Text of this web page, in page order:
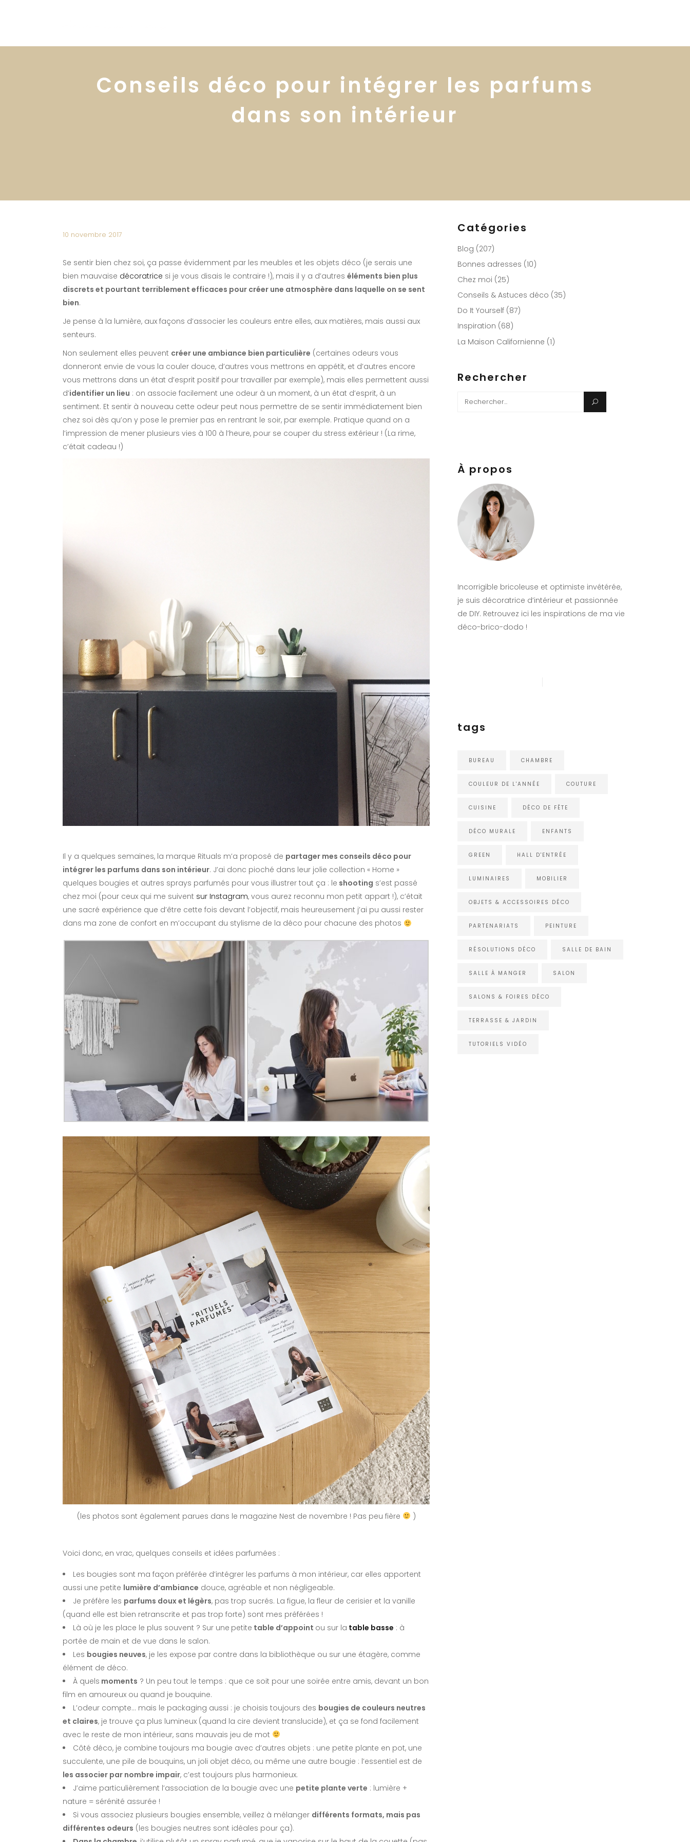
Conseils déco pour intégrer les parfums
dans son intérieur
10 novembre 2017
Se sentir bien chez soi, ça passe évidemment par les meubles et les objets déco (je serais une
bien mauvaise décoratrice si je vous disais le contraire !), mais il y a d’autres éléments bien plus
discrets et pourtant terriblement efficaces pour créer une atmosphère dans laquelle on se sent
bien.
Je pense à la lumière, aux façons d’associer les couleurs entre elles, aux matières, mais aussi aux
senteurs.
Non seulement elles peuvent créer une ambiance bien particulière (certaines odeurs vous
donneront envie de vous la couler douce, d’autres vous mettrons en appétit, et d’autres encore
vous mettrons dans un état d’esprit positif pour travailler par exemple), mais elles permettent aussi
d’identifier un lieu : on associe facilement une odeur à un moment, à un état d’esprit, à un
sentiment. Et sentir à nouveau cette odeur peut nous permettre de se sentir immédiatement bien
chez soi dès qu’on y pose le premier pas en rentrant le soir, par exemple. Pratique quand on a
l’impression de mener plusieurs vies à 100 à l’heure, pour se couper du stress extérieur ! (La rime,
c’était cadeau !)
Il y a quelques semaines, la marque Rituals m’a proposé de partager mes conseils déco pour
intégrer les parfums dans son intérieur. J’ai donc pioché dans leur jolie collection « Home »
quelques bougies et autres sprays parfumés pour vous illustrer tout ça : le shooting s’est passé
chez moi (pour ceux qui me suivent sur Instagram, vous aurez reconnu mon petit appart !), c’était
une sacré expérience que d’être cette fois devant l’objectif, mais heureusement j’ai pu aussi rester
dans ma zone de confort en m’occupant du stylisme de la déco pour chacune des photos
(les photos sont également parues dans le magazine Nest de novembre ! Pas peu fière )
Voici donc, en vrac, quelques conseils et idées parfumées :
Les bougies sont ma façon préférée d’intégrer les parfums à mon intérieur, car elles apportent
aussi une petite lumière d’ambiance douce, agréable et non négligeable.
Je préfère les parfums doux et légèrs, pas trop sucrés. La figue, la fleur de cerisier et la vanille
(quand elle est bien retranscrite et pas trop forte) sont mes préférées !
Là où je les place le plus souvent ? Sur une petite table d’appoint ou sur la table basse : à
portée de main et de vue dans le salon.
Les bougies neuves, je les expose par contre dans la bibliothèque ou sur une étagère, comme
élément de déco.
À quels moments ? Un peu tout le temps : que ce soit pour une soirée entre amis, devant un bon
film en amoureux ou quand je bouquine.
L’odeur compte… mais le packaging aussi : je choisis toujours des bougies de couleurs neutres
et claires, je trouve ça plus lumineux (quand la cire devient translucide), et ça se fond facilement
avec le reste de mon intérieur, sans mauvais jeu de mot
Côté déco, je combine toujours ma bougie avec d’autres objets : une petite plante en pot, une
succulente, une pile de bouquins, un joli objet déco, ou même une autre bougie : l’essentiel est de
les associer par nombre impair, c’est toujours plus harmonieux.
J’aime particulièrement l’association de la bougie avec une petite plante verte : lumière +
nature = sérénité assurée !
Si vous associez plusieurs bougies ensemble, veillez à mélanger différents formats, mais pas
différentes odeurs (les bougies neutres sont idéales pour ça).
Catégories
Blog (207)
Bonnes adresses (10)
Chez moi (25)
Conseils & Astuces déco (35)
Do It Yourself (87)
Inspiration (68)
La Maison Californienne (1)
Rechercher
Search
À propos
Incorrigible bricoleuse et optimiste invétérée,
je suis décoratrice d’intérieur et passionnée
de DIY. Retrouvez ici les inspirations de ma vie
déco-brico-dodo !
tags
BUREAU CHAMBRE
COULEUR DE L'ANNÉE COUTURE
CUISINE DÉCO DE FÊTE
DÉCO MURALE ENFANTS
GREEN HALL D'ENTRÉE
LUMINAIRES MOBILIER
OBJETS & ACCESSOIRES DÉCO
PARTENARIATS PEINTURE
RÉSOLUTIONS DÉCO SALLE DE BAIN
SALLE À MANGER SALON
SALONS & FOIRES DÉCO
TERRASSE & JARDIN
TUTORIELS VIDÉO